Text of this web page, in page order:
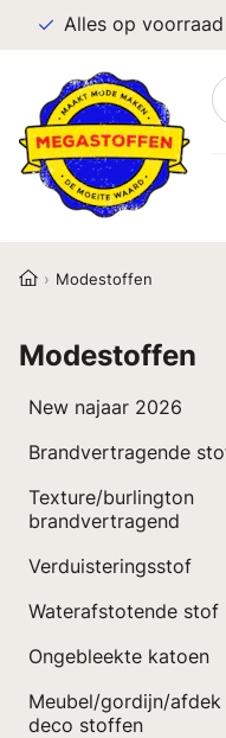
Alles op
Modestoffen
Modestoffen
New najaar 2026
Brandvertragende
Texture/burlington
brandvertragend
Verduisteringsstof
Waterafstotende stof
Ongebleekte katoen
Meubel/gordijn/afdek
deco stoffen